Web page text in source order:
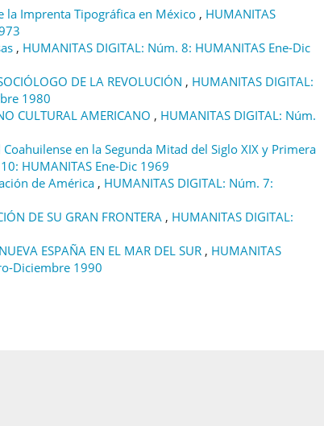
la Imprenta Tipográfica en México , HUMANITAS
, HUMANITAS DIGITAL: Núm. 8: HUMANITAS Ene-Dic
DE LA REVOLUCIÓN , HUMANITAS DIGITAL:
1980
CULTURAL AMERICANO , HUMANITAS DIGITAL: Núm.
en la Segunda Mitad del Siglo XIX y Primera
HUMANITAS Ene-Dic 1969
de América , HUMANITAS DIGITAL: Núm. 7:
DE SU GRAN FRONTERA , HUMANITAS DIGITAL:
ESPAÑA EN EL MAR DEL SUR , HUMANITAS
Diciembre 1990